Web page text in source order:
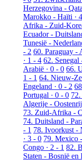
Herzegovina -
Marokko - Haïti ·
Afrika - Zuid-
Ecuador -
Tunesië -
- 2 60. Paraguay -
· 1 - 4 62. Senegal
Arabië · 0 - 0 66.
1 - 1 64. Nieuw-
Engeland · 0 - 2
Portugal · 0 - 0
Algerije -
73. Zuid-Afrika -
74. Duitsland -
- 1 78. Ivoorkust -
· 3 - 0 79. Mexico
Congo · 2 - 1 82.
Staten - Bosnië en